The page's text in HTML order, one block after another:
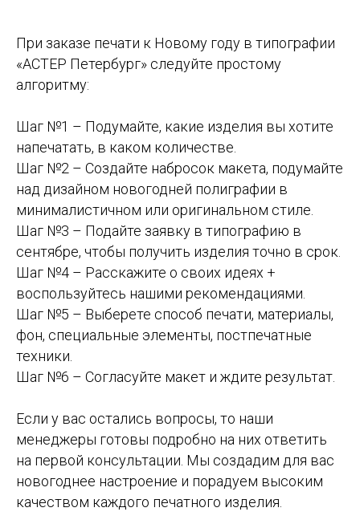
При заказе печати к Новому году в типографии
«АСТЕР Петербург» следуйте простому
алгоритму:
Шаг №1 – Подумайте, какие изделия вы хотите
напечатать, в каком количестве.
Шаг №2 – Создайте набросок макета, подумайте
над дизайном новогодней полиграфии в
минималистичном или оригинальном стиле.
Шаг №3 – Подайте заявку в типографию в
сентябре, чтобы получить изделия точно в срок.
Шаг №4 – Расскажите о своих идеях +
воспользуйтесь нашими рекомендациями.
Шаг №5 – Выберете способ печати, материалы,
фон, специальные элементы, постпечатные
техники.
Шаг №6 – Согласуйте макет и ждите результат.
Если у вас остались вопросы, то наши
менеджеры готовы подробно на них ответить
на первой консультации. Мы создадим для вас
новогоднее настроение и порадуем высоким
качеством каждого печатного изделия.